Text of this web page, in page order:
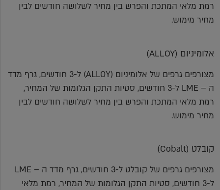
רמת מלאי המתכת והפרש בין מחיר לשלושה חודשים לבין
מחיר מימוש.
אלומיניום (ALLOY)
מצורפים גרפים של אלומיניום (ALLOY) ל-3 חודשים, גרף מדד
ה – LME ל-3 חודשים, סטיות התקן הגלומות של המחיר,
רמת מלאי המתכת והפרש בין מחיר לשלושה חודשים לבין
מחיר מימוש.
קובלט (Cobalt)
מצורפים גרפים של קובלט ל-3 חודשים, גרף מדד ה – LME
ל-3 חודשים, סטיות התקן הגלומות של המחיר, רמת מלאי